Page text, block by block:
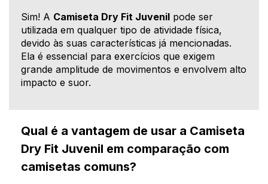
Sim! A Camiseta Dry Fit Juvenil pode ser
utilizada em qualquer tipo de atividade física,
devido às suas características já mencionadas.
Ela é essencial para exercícios que exigem
grande amplitude de movimentos e envolvem alto
impacto e suor.
Qual é a vantagem de usar a Camiseta
Dry Fit Juvenil em comparação com
camisetas comuns?